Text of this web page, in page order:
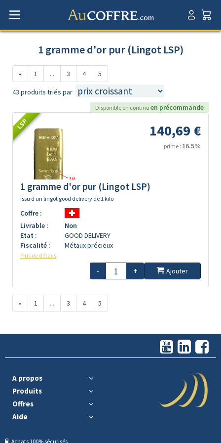
1 gramme d'or pur (Lingot LSP)
« 1 ... 3 4 5
43 produits triés par
Disponible en continu en précommande
LSP 140,69 €
prime : 16.5%
1 gramme d'or pur (Lingot LSP)
Issu d un lingot good delivery de 1 kilo
Coffre :
Livrable :
Non
Etat :
GOOD DELIVERY
Fiscalité :
Métaux précieux
Plus de détails
- + Ajouter
« 1 ... 3 4 5
A propos
Produits
Offres
Aide
Achats 100% sécurisés